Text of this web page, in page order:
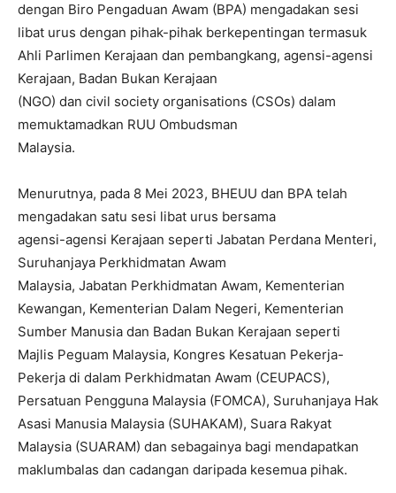
dengan Biro Pengaduan Awam (BPA) mengadakan sesi
libat urus dengan pihak-pihak berkepentingan termasuk
Ahli Parlimen Kerajaan dan pembangkang, agensi-agensi
Kerajaan, Badan Bukan Kerajaan
(NGO) dan civil society organisations (CSOs) dalam
memuktamadkan RUU Ombudsman
Malaysia.
Menurutnya, pada 8 Mei 2023, BHEUU dan BPA telah
mengadakan satu sesi libat urus bersama
agensi-agensi Kerajaan seperti Jabatan Perdana Menteri,
Suruhanjaya Perkhidmatan Awam
Malaysia, Jabatan Perkhidmatan Awam, Kementerian
Kewangan, Kementerian Dalam Negeri, Kementerian
Sumber Manusia dan Badan Bukan Kerajaan seperti
Majlis Peguam Malaysia, Kongres Kesatuan Pekerja-
Pekerja di dalam Perkhidmatan Awam (CEUPACS),
Persatuan Pengguna Malaysia (FOMCA), Suruhanjaya Hak
Asasi Manusia Malaysia (SUHAKAM), Suara Rakyat
Malaysia (SUARAM) dan sebagainya bagi mendapatkan
maklumbalas dan cadangan daripada kesemua pihak.